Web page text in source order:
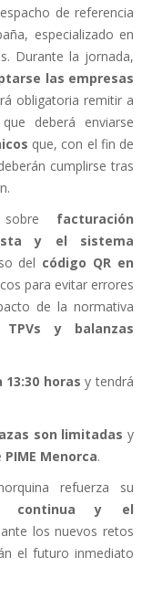
de referencia
especializado en
Durante la jornada,
las empresas
obligatoria remitir a
deberá enviarse
que, con el fin de
cumplirse tras
sobre facturación
y el sistema
del código QR en
para evitar errores
de la normativa
y balanzas
13:30 horas y tendrá
son limitadas y
PIME Menorca.
refuerza su
continua y el
ante los nuevos retos
el futuro inmediato